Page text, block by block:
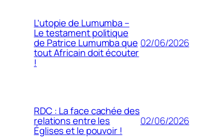
L’utopie de Lumumba –
Le testament politique
de Patrice Lumumba que
tout Africain doit écouter
!
02/06/2026
RDC : La face cachée des
relations entre les
Églises et le pouvoir !
02/06/2026